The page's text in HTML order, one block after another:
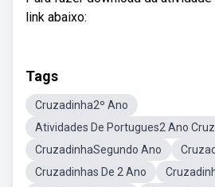
link abaixo:
Tags
Cruzadinha2º Ano
Atividades De Portugues2 Ano
CruzadinhaSegundo Ano
Cruzadinhas De 2 Ano